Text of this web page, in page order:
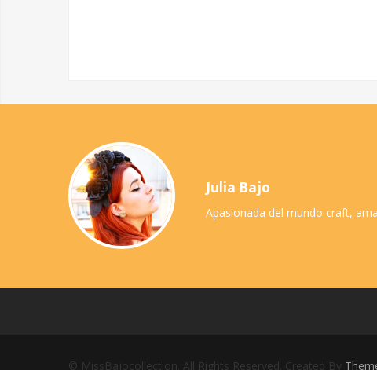
Julia Bajo
Apasionada del mundo craft,
© MissBajocollection. All Rights Reserved. Created By